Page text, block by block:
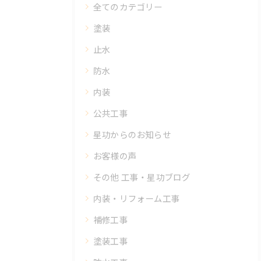
全てのカテゴリー
塗装
止水
防水
内装
公共工事
星功からのお知らせ
お客様の声
その他 工事・星功ブログ
内装・リフォーム工事
補修工事
塗装工事